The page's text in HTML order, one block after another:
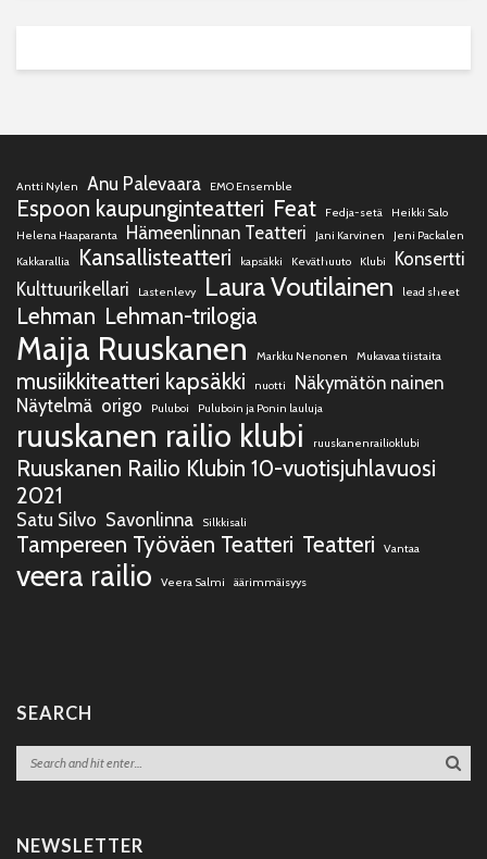
Antti Nylen Anu Palevaara EMO Ensemble
Espoon kaupunginteatteri Feat Fedja-setä
Heikki Salo
Helena Haaparanta
Hämeenlinnan Teatteri Jani Karvinen
Jeni Packalen
Kakkarallia
Kansallisteatteri kapsäkki Keväthuuto Klubi
Konsertti
Kulttuurikellari
Lastenlevy Laura Voutilainen lead sheet
Lehman Lehman-trilogia
Maija Ruuskanen Markku Nenonen Mukavaa tiistaita
musiikkiteatteri kapsäkki nuotti
Näkymätön nainen
Näytelmä origo Puluboi Puluboin ja Ponin lauluja
ruuskanen railio klubi ruuskanenrailioklubi
Ruuskanen Railio Klubin 10-vuotisjuhlavuosi
2021
Satu Silvo Savonlinna Silkkisali
Tampereen Työväen Teatteri Teatteri Vantaa
veera railio Veera Salmi äärimmäisyys
SEARCH
NEWSLETTER